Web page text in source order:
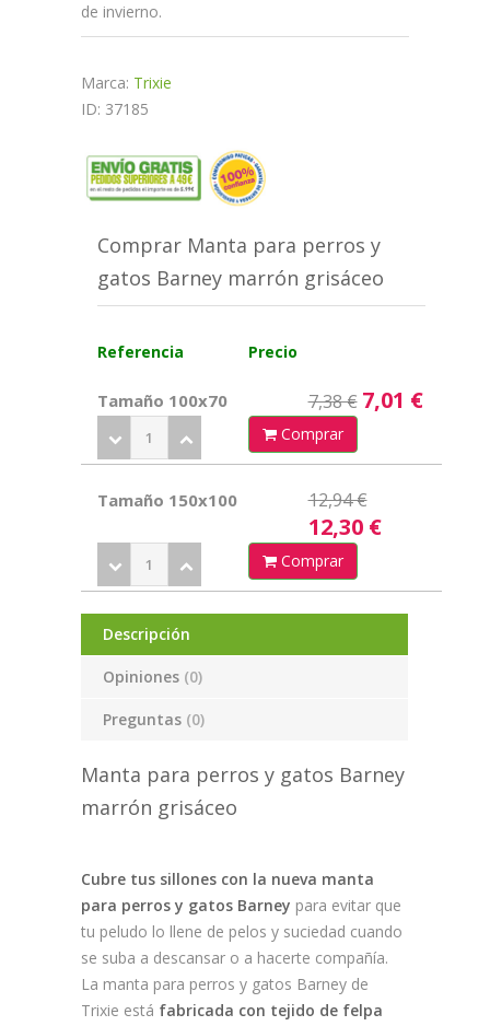
de invierno.
Marca: Trixie
ID: 37185
Comprar Manta para perros y
gatos Barney marrón grisáceo
Referencia Precio
Tamaño 100x70 7,38 € 7,01 €
Comprar
Tamaño 150x100 12,94 €
12,30 €
Comprar
Descripción
Opiniones (0)
Preguntas (0)
Manta para perros y gatos Barney
marrón grisáceo
Cubre tus sillones con la nueva manta
para perros y gatos Barney para evitar que
tu peludo lo llene de pelos y suciedad cuando
se suba a descansar o a hacerte compañía.
La manta para perros y gatos Barney de
Trixie está fabricada con tejido de felpa